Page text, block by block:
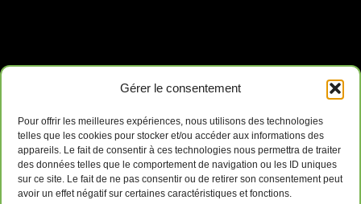
Gérer le consentement
Pour offrir les meilleures expériences, nous utilisons des technologies
telles que les cookies pour stocker et/ou accéder aux informations des
appareils. Le fait de consentir à ces technologies nous permettra de traiter
des données telles que le comportement de navigation ou les ID uniques
sur ce site. Le fait de ne pas consentir ou de retirer son consentement peut
avoir un effet négatif sur certaines caractéristiques et fonctions.